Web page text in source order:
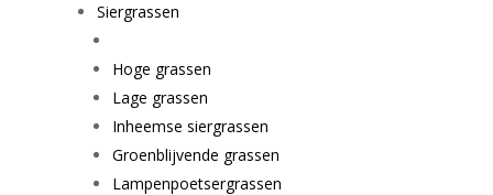
Siergrassen
Hoge grassen
Lage grassen
Inheemse siergrassen
Groenblijvende grassen
Lampenpoetsergrassen